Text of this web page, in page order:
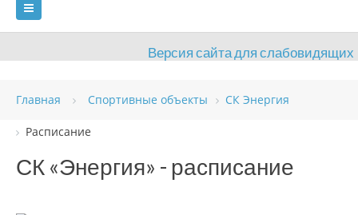
Версия сайта для слабовидящих
ГЛАВНАЯ
СВЕДЕНИЯ ОБ ОБРАЗОВАТЕЛЬНОЙ ОРГАНИЗАЦИИ
ВИДЫ СПОРТА
Главная Спортивные объекты СК Энергия
Расписание
СК «Энергия» - расписание